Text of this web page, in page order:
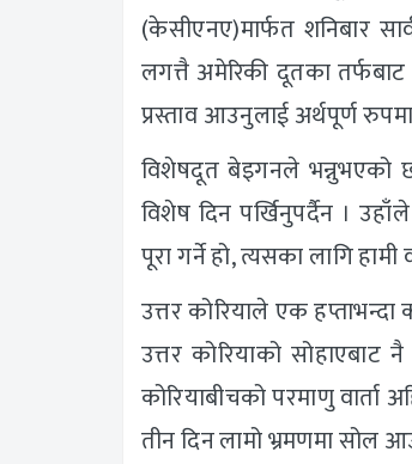
(केसीएनए)मार्फत शनिबार
लगत्तै अमेरिकी दूतका
प्रस्ताव आउनुलाई अर्थपूर्ण
विशेषदूत बेइगनले भन्नुभएको
विशेष दिन पर्खिनुपर्दैन ।
पूरा गर्ने हो, त्यसका लागि हामी
उत्तर कोरियाले एक
उत्तर कोरियाको
कोरियाबीचको परमाणु वार्ता
तीन दिन लामो भ्रमणमा सोल